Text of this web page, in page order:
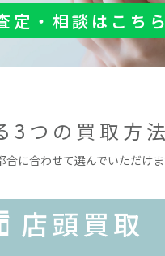
定・相談はこちら
3つの買取方法
合に合わせて選んでいただけ
店頭買取